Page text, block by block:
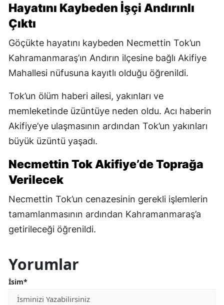
Hayatını Kaybeden İşçi Andırınlı
Çıktı
Göçükte hayatını kaybeden Necmettin Tok’un
Kahramanmaraş’ın Andırın ilçesine bağlı Akifiye
Mahallesi nüfusuna kayıtlı olduğu öğrenildi.
Tok’un ölüm haberi ailesi, yakınları ve
memleketinde üzüntüye neden oldu. Acı haberin
Akifiye’ye ulaşmasının ardından Tok’un yakınları
büyük üzüntü yaşadı.
Necmettin Tok Akifiye’de Toprağa
Verilecek
Necmettin Tok’un cenazesinin gerekli işlemlerin
tamamlanmasının ardından Kahramanmaraş’a
getirileceği öğrenildi.
Yorumlar
İsim*